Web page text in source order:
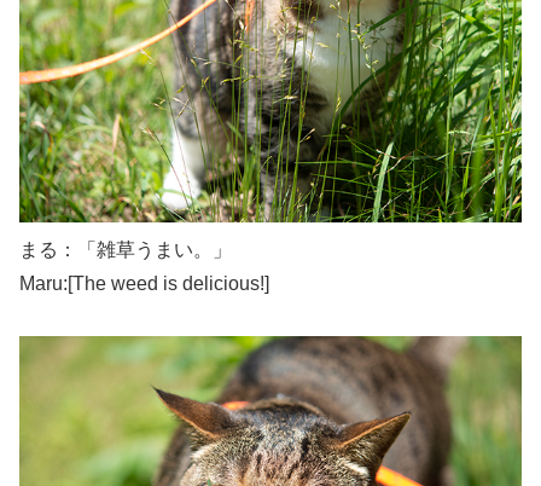
まる：「雑草うまい。」
Maru:[The weed is delicious!]